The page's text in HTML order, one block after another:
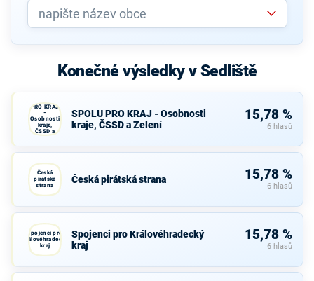
Konečné výsledky v Sedliště
PRO KRAJ
-
Osobnosti
kraje,
ČSSD a
Zelení
SPOLU PRO KRAJ - Osobnosti
kraje, ČSSD a Zelení
15,78 %
6 hlasů
Česká
pirátská
strana
Česká pirátská strana 15,78 %
6 hlasů
Spojenci pro
Královéhradecký
kraj
Spojenci pro Královéhradecký
kraj
15,78 %
6 hlasů